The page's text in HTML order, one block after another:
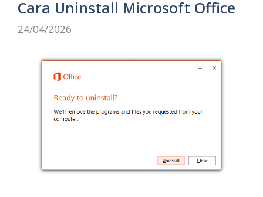
Cara Uninstall Microsoft Office
24/04/2026